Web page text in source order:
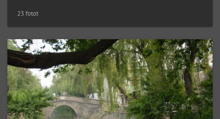
23 fotot